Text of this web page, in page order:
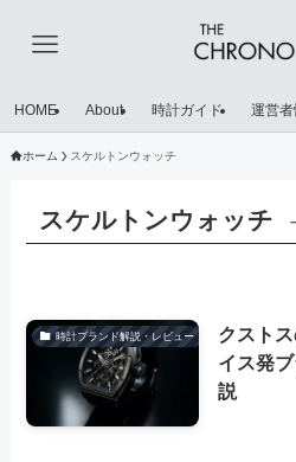
HOME About 時計ガイド 運営
ホーム スケルトンウォッチ
スケルトンウォッチ
時計ブランド解説・レビュー
クスト
イス発
説